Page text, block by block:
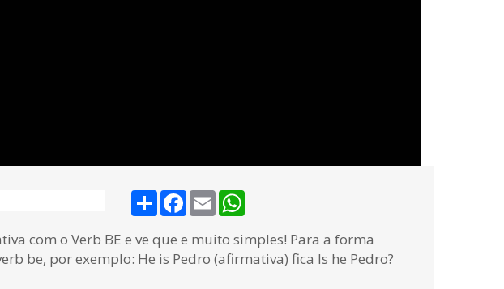
Share Facebook
Email
com o Verb BE e ve que e muito simples! Para a forma
be, por exemplo: He is Pedro (afirmativa) fica Is he Pedro?